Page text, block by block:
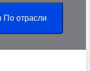
По отрасли